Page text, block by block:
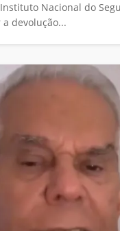
Nacional do
devolução...